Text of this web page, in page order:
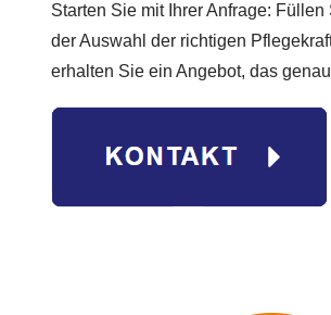
Starten Sie mit Ihrer Anfrage:
der Auswahl der richtigen
erhalten Sie ein Angebot, das